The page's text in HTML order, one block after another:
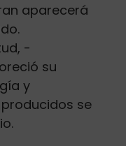
aparecerá
-
su
y
se